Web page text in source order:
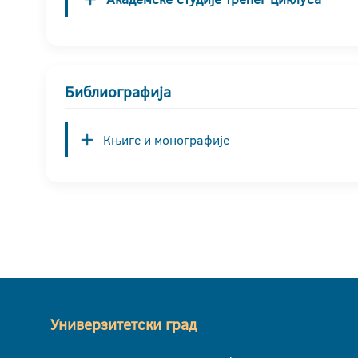
Библиографија
Књиге и монографије
Универзитетски град